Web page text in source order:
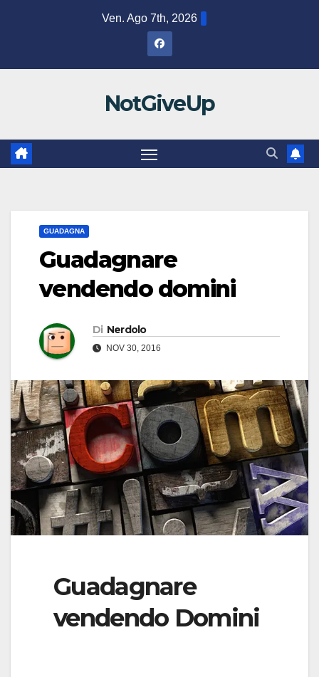
Ven. Ago 7th, 2026
NotGiveUp
GUADAGNA
Guadagnare
vendendo domini
Di Nerdolo
NOV 30, 2016
Guadagnare
vendendo Domini